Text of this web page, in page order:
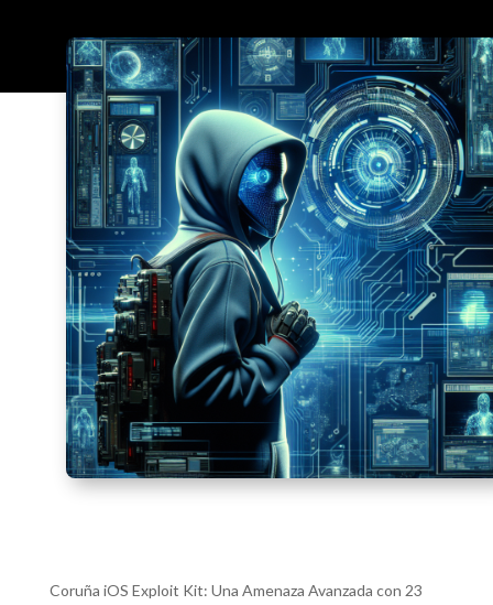
Coruña iOS Exploit Kit: Una Amenaza Avanzada con 23